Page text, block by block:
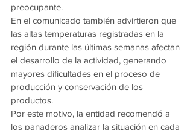
preocupante.
En el comunicado también advirtieron que
las altas temperaturas registradas en la
región durante las últimas semanas afectan
el desarrollo de la actividad, generando
mayores dificultades en el proceso de
producción y conservación de los
productos.
Por este motivo, la entidad recomendó a
los panaderos analizar la situación en cada